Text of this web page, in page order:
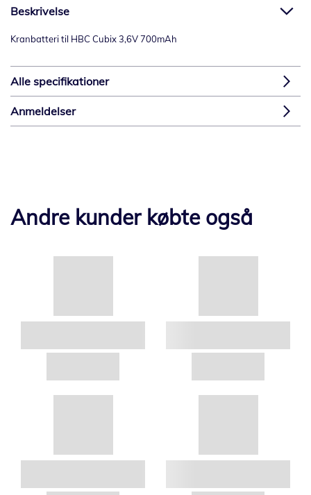
Beskrivelse
Kranbatteri til HBC Cubix 3,6V 700mAh
Alle specifikationer
Anmeldelser
Andre kunder købte også